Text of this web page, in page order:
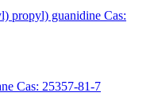
propyl) guanidine Cas:
Cas: 25357-81-7